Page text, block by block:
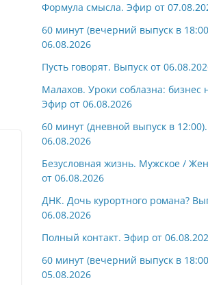
Формула смысла. Эфир от
60 минут (вечерний выпуск в
06.08.2026
Пусть говорят. Выпуск от
Малахов. Уроки соблазна: бизнес
Эфир от 06.08.2026
60 минут (дневной выпуск в
06.08.2026
Безусловная жизнь. Мужское /
от 06.08.2026
ДНК. Дочь курортного романа?
06.08.2026
Полный контакт. Эфир от
60 минут (вечерний выпуск в
05.08.2026